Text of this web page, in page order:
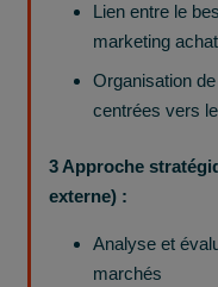
Lien entre le
marketing achat
Organisation
centrées vers
3 Approche
externe) :
Analyse et
marchés